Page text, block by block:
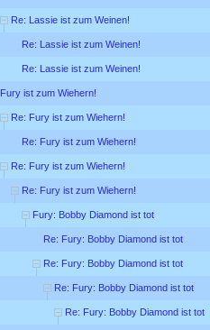
Re: Lassie ist zum Weinen!
Re: Lassie ist zum Weinen!
Re: Lassie ist zum Weinen!
Fury ist zum Wiehern!
Re: Fury ist zum Wiehern!
Re: Fury ist zum Wiehern!
Re: Fury ist zum Wiehern!
Re: Fury ist zum Wiehern!
Fury: Bobby Diamond ist tot
Re: Fury: Bobby Diamond ist tot
Re: Fury: Bobby Diamond ist tot
Re: Fury: Bobby Diamond ist tot
Re: Fury: Bobby Diamond ist tot